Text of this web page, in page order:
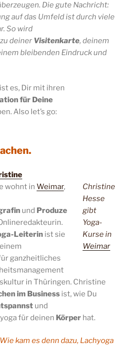
Die gute Nachricht:
auf das Umfeld ist durch viele
So wird
zu deiner Visitenkarte, deinem
bleibenden Eindruck und
es, Dir mit ihren
für Deine
Also let’s go:
Christine
Hesse
gibt
Yoga-
Kurse in
Weimar
wohnt in Weimar,
und Produze
Leiterin ist sie
ganzheitliches
in Thüringen. Christine
im Business ist, wie Du
und
für deinen Körper hat.
Wie kam es denn dazu, Lachyoga